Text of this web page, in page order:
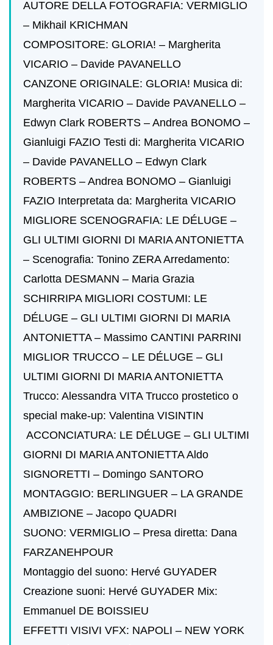
AUTORE DELLA FOTOGRAFIA: VERMIGLIO
– Mikhail KRICHMAN
COMPOSITORE: GLORIA! – Margherita
VICARIO – Davide PAVANELLO
CANZONE ORIGINALE: GLORIA! Musica di:
Margherita VICARIO – Davide PAVANELLO –
Edwyn Clark ROBERTS – Andrea BONOMO –
Gianluigi FAZIO Testi di: Margherita VICARIO
– Davide PAVANELLO – Edwyn Clark
ROBERTS – Andrea BONOMO – Gianluigi
FAZIO Interpretata da: Margherita VICARIO
MIGLIORE SCENOGRAFIA: LE DÉLUGE –
GLI ULTIMI GIORNI DI MARIA ANTONIETTA
– Scenografia: Tonino ZERA Arredamento:
Carlotta DESMANN – Maria Grazia
SCHIRRIPA MIGLIORI COSTUMI: LE
DÉLUGE – GLI ULTIMI GIORNI DI MARIA
ANTONIETTA – Massimo CANTINI PARRINI
MIGLIOR TRUCCO – LE DÉLUGE – GLI
ULTIMI GIORNI DI MARIA ANTONIETTA
Trucco: Alessandra VITA Trucco prostetico o
special make-up: Valentina VISINTIN
ACCONCIATURA: LE DÉLUGE – GLI ULTIMI
GIORNI DI MARIA ANTONIETTA Aldo
SIGNORETTI – Domingo SANTORO
MONTAGGIO: BERLINGUER – LA GRANDE
AMBIZIONE – Jacopo QUADRI
SUONO: VERMIGLIO – Presa diretta: Dana
FARZANEHPOUR
Montaggio del suono: Hervé GUYADER
Creazione suoni: Hervé GUYADER Mix:
Emmanuel DE BOISSIEU
EFFETTI VISIVI VFX: NAPOLI – NEW YORK